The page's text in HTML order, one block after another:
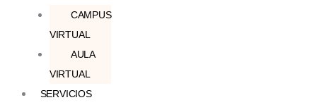
CAMPUS
VIRTUAL
AULA
VIRTUAL
SERVICIOS